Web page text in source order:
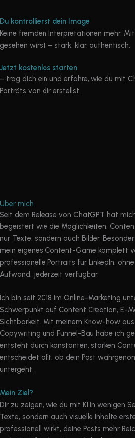
Du kontrollierst dein Image
Keine fremden Interpretationen mehr.
gesehen wirst – stark, klar, authentisch.
Jetzt kostenlos starten
– trag dich ein und erfahre, wie du mit
Porträts von dir erstellst.
Über mich
Seit dem Release von ChatGPT hat
begeistert wie die Möglichkeiten,
nur Texte, sondern auch Bilder.
mein eigenes Content-Game komplett
professionelle Portraits für LinkedIn,
Aufwand, jederzeit verfügbar.
Ich bin seit 2018 im Online-Marketing
Schwerpunkt auf Content Creation, E-
Sichtbarkeit. Mit meinem Know-how
Copywriting und Funnel-Bau habe ich
entsteht durch konstanten, starken
entscheidet oft, ob dein Post
untergeht.
Mein Ziel?
Dir zu zeigen, wie du mit KI in wenigen
Texte, sondern auch visuelle Inhalte
professionell wirkt, deine Posts mehr